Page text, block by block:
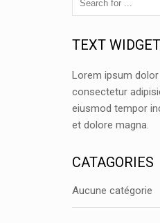
TEXT WIDGET
Lorem ipsum
consectetur
eiusmod tempor
et dolore magna.
CATAGORIES
Aucune catégorie